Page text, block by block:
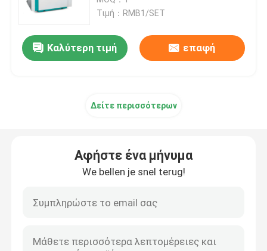
Κάθετη μηχανή λείανσης
Τιμή：RMB1/SET
Καλύτερη τιμή επαφή
Δείτε περισσότερων
Αφήστε ένα μήνυμα
We bellen je snel terug!